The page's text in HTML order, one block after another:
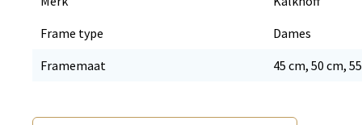
Frame type
Dames
Framemaat
45 cm, 50 cm,